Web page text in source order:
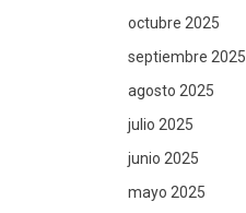
octubre 2025
septiembre 2025
agosto 2025
julio 2025
junio 2025
mayo 2025